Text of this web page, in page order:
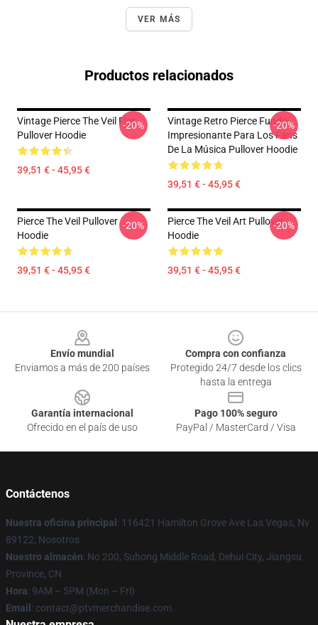
VER MÁS
Productos relacionados
Vintage Pierce The Veil Flor
Pullover Hoodie
39,51 € - 45,95 €
-20%
Vintage Retro Pierce Funda
Impresionante Para Los Fans
De La Música Pullover Hoodie
39,51 € - 45,95 €
-20%
Pierce The Veil Pullover
Hoodie
39,51 € - 45,95 €
-20%
Pierce The Veil Art Pullover
Hoodie
39,51 € - 45,95 €
-20%
Envío mundial
Enviamos a más de 200 países
Compra con confianza
Protegido 24/7 desde los clics
hasta la entrega
Garantía internacional
Ofrecido en el país de uso
Pago 100% seguro
PayPal / MasterCard / Visa
Contáctenos
Nuestra oficina principal : 116421 Hamilton Grove Ave Las Vegas, Nv
89122, Nosotros
Nuestro almacén: No 200, Suhong Middle Road, Dehui City, Jiangsu
Province, CN
Hora: 9AM – 5PM (Mon – Fri)
Email : contact@ptvmerchandise.com